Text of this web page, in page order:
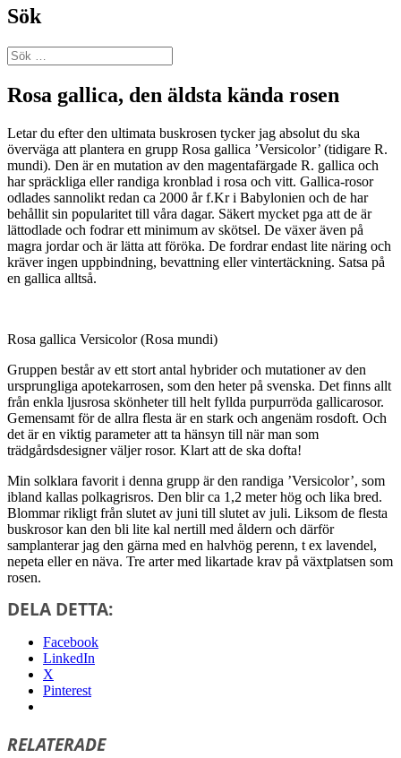
Sök
Sök
efter:
Rosa gallica, den äldsta kända rosen
Letar du efter den ultimata buskrosen tycker jag absolut du ska
överväga att plantera en grupp Rosa gallica ’Versicolor’ (tidigare R.
mundi). Den är en mutation av den magentafärgade R. gallica och
har spräckliga eller randiga kronblad i rosa och vitt. Gallica-rosor
odlades sannolikt redan ca 2000 år f.Kr i Babylonien och de har
behållit sin popularitet till våra dagar. Säkert mycket pga att de är
lättodlade och fodrar ett minimum av skötsel. De växer även på
magra jordar och är lätta att föröka. De fordrar endast lite näring och
kräver ingen uppbindning, bevattning eller vintertäckning. Satsa på
en gallica alltså.
Rosa gallica Versicolor (Rosa mundi)
Gruppen består av ett stort antal hybrider och mutationer av den
ursprungliga apotekarrosen, som den heter på svenska. Det finns allt
från enkla ljusrosa skönheter till helt fyllda purpurröda gallicarosor.
Gemensamt för de allra flesta är en stark och angenäm rosdoft. Och
det är en viktig parameter att ta hänsyn till när man som
trädgårdsdesigner väljer rosor. Klart att de ska dofta!
Min solklara favorit i denna grupp är den randiga ’Versicolor’, som
ibland kallas polkagrisros. Den blir ca 1,2 meter hög och lika bred.
Blommar rikligt från slutet av juni till slutet av juli. Liksom de flesta
buskrosor kan den bli lite kal nertill med åldern och därför
samplanterar jag den gärna med en halvhög perenn, t ex lavendel,
nepeta eller en näva. Tre arter med likartade krav på växtplatsen som
rosen.
DELA DETTA:
Facebook
LinkedIn
X
Pinterest
RELATERADE